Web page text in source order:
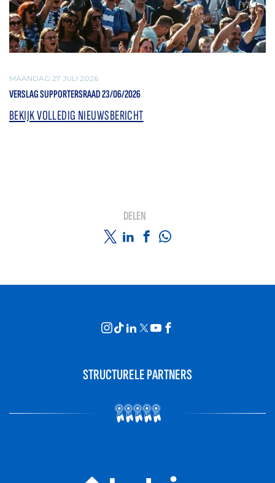
MAANDAG 27 JULI 2026
VERSLAG SUPPORTERSRAAD 23/06/2026
BEKIJK VOLLEDIG NIEUWSBERICHT
DELEN
STRUCTURELE PARTNERS